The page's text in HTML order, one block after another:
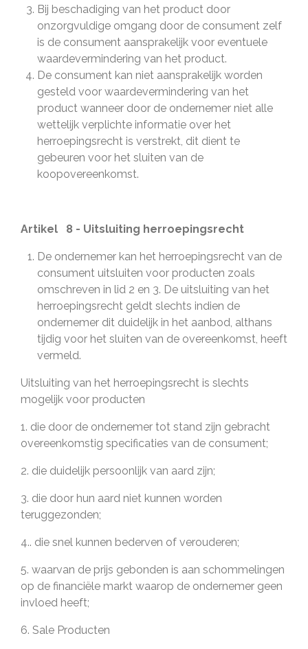
Bij beschadiging van het product door
onzorgvuldige omgang door de consument zelf
is de consument aansprakelijk voor eventuele
waardevermindering van het product.
De consument kan niet aansprakelijk worden
gesteld voor waardevermindering van het
product wanneer door de ondernemer niet alle
wettelijk verplichte informatie over het
herroepingsrecht is verstrekt, dit dient te
gebeuren voor het sluiten van de
koopovereenkomst.
Artikel 8 - Uitsluiting herroepingsrecht
De ondernemer kan het herroepingsrecht van de
consument uitsluiten voor producten zoals
omschreven in lid 2 en 3. De uitsluiting van het
herroepingsrecht geldt slechts indien de
ondernemer dit duidelijk in het aanbod, althans
tijdig voor het sluiten van de overeenkomst, heeft
vermeld.
Uitsluiting van het herroepingsrecht is slechts
mogelijk voor producten
1. die door de ondernemer tot stand zijn gebracht
overeenkomstig specificaties van de consument;
2. die duidelijk persoonlijk van aard zijn;
3. die door hun aard niet kunnen worden
teruggezonden;
4.. die snel kunnen bederven of verouderen;
5. waarvan de prijs gebonden is aan schommelingen
op de financiële markt waarop de ondernemer geen
invloed heeft;
6. Sale Producten